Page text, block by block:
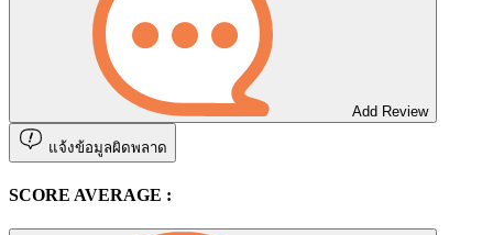
Add Review
แจ้งข้อมูลผิดพลาด
SCORE AVERAGE :